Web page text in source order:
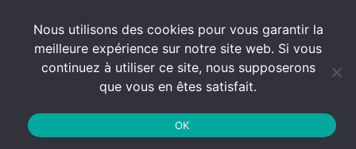
Nous utilisons des cookies pour vous garantir la
meilleure expérience sur notre site web. Si vous
continuez à utiliser ce site, nous supposerons
que vous en êtes satisfait.
OK
Conditions générales d’utilisation
Protection des Données